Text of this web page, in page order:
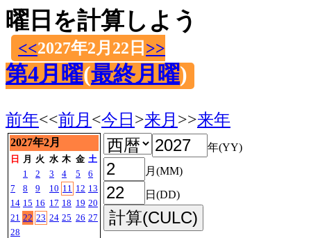
曜日を計算しよう
<<2027年2月22日 >>
第4月曜(最終月曜)
前年<<前月 <今日 >来月 >>来年
2027年2月
日 月 火 水 木 金 土
1
2 3 4 5
6
7
8 9 10 11 12 13
14 15 16 17 18 19 20
21 22 23 24 25 26 27
28
年(YY)
月(MM)
日(DD)